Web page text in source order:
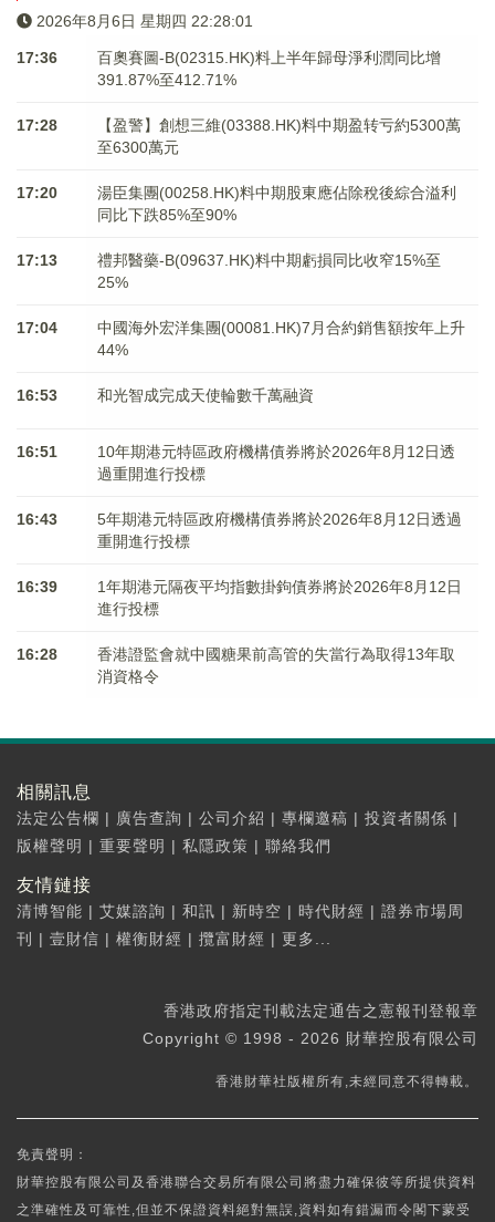
2026年8月6日 星期四 22:28:01
17:36
百奧賽圖-B(02315.HK)料上半年歸母淨利潤同比增
391.87%至412.71%
17:28
【盈警】創想三維(03388.HK)料中期盈转亏約5300萬
至6300萬元
17:20
湯臣集團(00258.HK)料中期股東應佔除稅後綜合溢利
同比下跌85%至90%
17:13
禮邦醫藥-B(09637.HK)料中期虧損同比收窄15%至
25%
17:04
中國海外宏洋集團(00081.HK)7月合約銷售額按年上升
44%
16:53 和光智成完成天使輪數千萬融資
16:51
10年期港元特區政府機構債券將於2026年8月12日透
過重開進行投標
16:43
5年期港元特區政府機構債券將於2026年8月12日透過
重開進行投標
16:39
1年期港元隔夜平均指數掛鉤債券將於2026年8月12日
進行投標
16:28
香港證監會就中國糖果前高管的失當行為取得13年取
消資格令
相關訊息
法定公告欄 | 廣告查詢 | 公司介紹 | 專欄邀稿 | 投資者關係 |
版權聲明 | 重要聲明 | 私隱政策 | 聯絡我們
友情鏈接
清博智能 | 艾媒諮詢 | 和訊 | 新時空 | 時代財經 | 證券市場周
刊
| 壹財信 | 權衡財經 | 攬富財經 | 更多...
香港政府指定刊載法定通告之憲報刊登報章
Copyright © 1998 - 2026 財華控股有限公司
香港財華社版權所有,未經同意不得轉載。
免責聲明：
財華控股有限公司及香港聯合交易所有限公司將盡力確保彼等所提供資料
之準確性及可靠性,但並不保證資料絕對無誤,資料如有錯漏而令閣下蒙受